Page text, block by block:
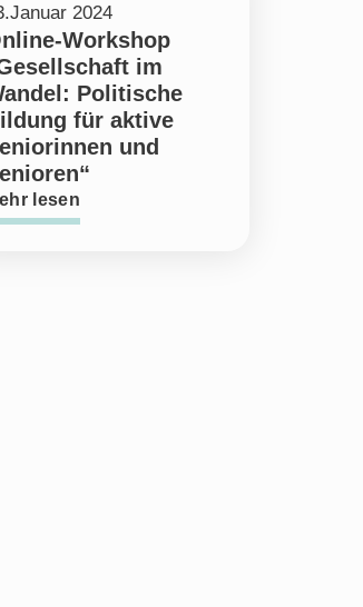
2024
Workshop
im
Politische
für aktive
und
lesen